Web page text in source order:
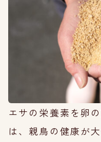
エサの栄養素を卵
は、親鳥の健康が大